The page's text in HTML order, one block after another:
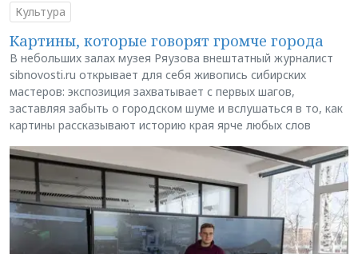
Культура
Картины, которые говорят громче города
В небольших залах музея Ряузова внештатный журналист
sibnovosti.ru открывает для себя живопись сибирских
мастеров: экспозиция захватывает с первых шагов,
заставляя забыть о городском шуме и вслушаться в то, как
картины рассказывают историю края ярче любых слов